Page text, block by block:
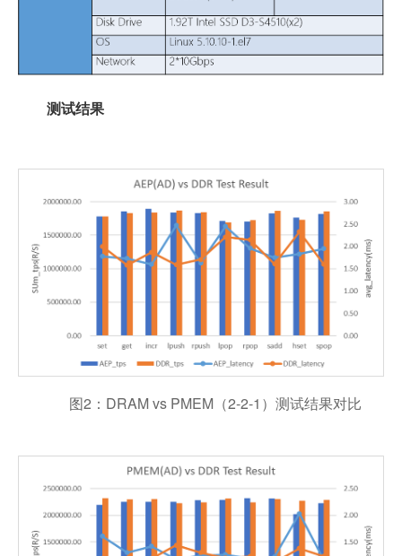
测试结果
图2：DRAM vs PMEM（2-2-1）测试结果对比